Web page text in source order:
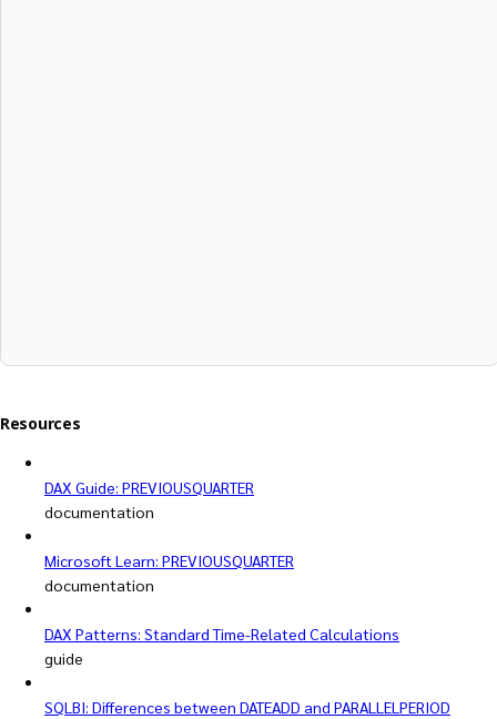
Resources
DAX Guide: PREVIOUSQUARTER
documentation
Microsoft Learn: PREVIOUSQUARTER
documentation
DAX Patterns: Standard Time-Related Calculations
guide
SQLBI: Differences between DATEADD and PARALLELPERIOD